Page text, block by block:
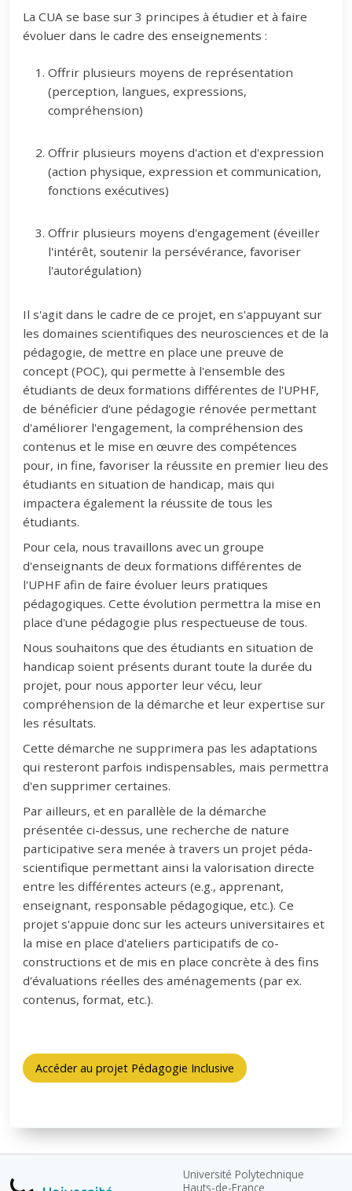
La CUA se base sur 3 principes à étudier et à faire
évoluer dans le cadre des enseignements :
Offrir plusieurs moyens de représentation
(perception, langues, expressions,
compréhension)
Offrir plusieurs moyens d'action et d'expression
(action physique, expression et communication,
fonctions exécutives)
Offrir plusieurs moyens d'engagement (éveiller
l'intérêt, soutenir la persévérance, favoriser
l'autorégulation)
Il s'agit dans le cadre de ce projet, en s'appuyant sur
les domaines scientifiques des neurosciences et de la
pédagogie, de mettre en place une preuve de
concept (POC), qui permette à l'ensemble des
étudiants de deux formations différentes de l'UPHF,
de bénéficier d'une pédagogie rénovée permettant
d'améliorer l'engagement, la compréhension des
contenus et le mise en œuvre des compétences
pour, in fine, favoriser la réussite en premier lieu des
étudiants en situation de handicap, mais qui
impactera également la réussite de tous les
étudiants.
Pour cela, nous travaillons avec un groupe
d'enseignants de deux formations différentes de
l'UPHF afin de faire évoluer leurs pratiques
pédagogiques. Cette évolution permettra la mise en
place d'une pédagogie plus respectueuse de tous.
Nous souhaitons que des étudiants en situation de
handicap soient présents durant toute la durée du
projet, pour nous apporter leur vécu, leur
compréhension de la démarche et leur expertise sur
les résultats.
Cette démarche ne supprimera pas les adaptations
qui resteront parfois indispensables, mais permettra
d'en supprimer certaines.
Par ailleurs, et en parallèle de la démarche
présentée ci-dessus, une recherche de nature
participative sera menée à travers un projet péda-
scientifique permettant ainsi la valorisation directe
entre les différentes acteurs (e.g., apprenant,
enseignant, responsable pédagogique, etc.). Ce
projet s'appuie donc sur les acteurs universitaires et
la mise en place d'ateliers participatifs de co-
constructions et de mis en place concrète à des fins
d'évaluations réelles des aménagements (par ex.
contenus, format, etc.).
Accéder au projet Pédagogie Inclusive
Université Polytechnique
Hauts-de-France